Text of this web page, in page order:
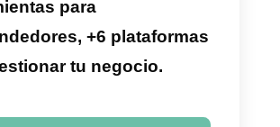
tu negocio de forma
es útil para pequeñas y